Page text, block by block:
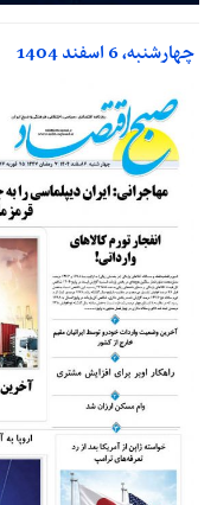
چهارشنبه، 6 اسفند 1404